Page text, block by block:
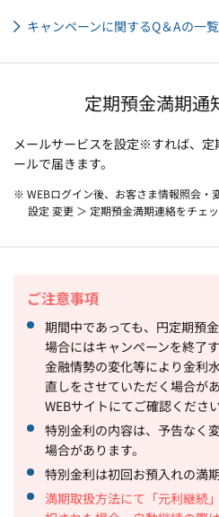
キャンペーンに関するQ＆Aの一
定期預金満期通
メールサービスを設定※すれば、
ールで届きます。
※ WEBログイン後、お客さま情報照会・
設定 変更 ＞ 定期預金満期連絡をチェッ
ご注意事項
期間中であっても、円定期預
場合にはキャンペーンを終了
金融情勢の変化等により金利
直しをさせていただく場合が
WEBサイトにてご確認ください
特別金利の内容は、予告なく
場合があります。
特別金利は初回お預入れの満
満期取扱方法にて「元利継続